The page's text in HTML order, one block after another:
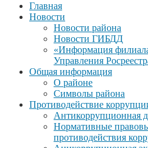
Главная
Новости
Новости района
Новости ГИБДД
«Информация
Управления
Общая информация
О районе
Символы района
Противодействие
Антикоррупционная
Нормативные
противодействия